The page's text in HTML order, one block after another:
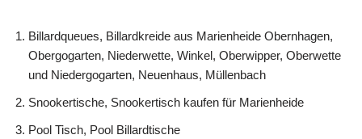
Billardqueues, Billardkreide aus Marienheide Obernhagen,
Obergogarten, Niederwette, Winkel, Oberwipper, Oberwette
und Niedergogarten, Neuenhaus, Müllenbach
Snookertische, Snookertisch kaufen für Marienheide
Pool Tisch, Pool Billardtische